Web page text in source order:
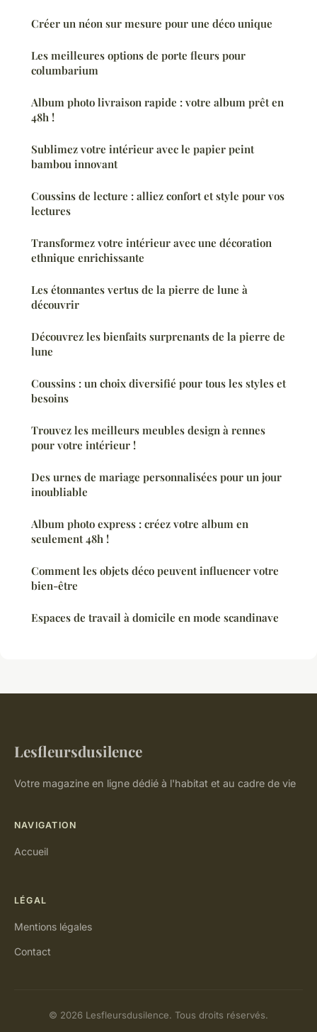
Créer un néon sur mesure pour une déco unique
Les meilleures options de porte fleurs pour
columbarium
Album photo livraison rapide : votre album prêt en
48h !
Sublimez votre intérieur avec le papier peint
bambou innovant
Coussins de lecture : alliez confort et style pour vos
lectures
Transformez votre intérieur avec une décoration
ethnique enrichissante
Les étonnantes vertus de la pierre de lune à
découvrir
Découvrez les bienfaits surprenants de la pierre de
lune
Coussins : un choix diversifié pour tous les styles et
besoins
Trouvez les meilleurs meubles design à rennes
pour votre intérieur !
Des urnes de mariage personnalisées pour un jour
inoubliable
Album photo express : créez votre album en
seulement 48h !
Comment les objets déco peuvent influencer votre
bien-être
Espaces de travail à domicile en mode scandinave
Lesfleursdusilence
Votre magazine en ligne dédié à l'habitat et au cadre de vie
NAVIGATION
Accueil
LÉGAL
Mentions légales
Contact
© 2026 Lesfleursdusilence. Tous droits réservés.